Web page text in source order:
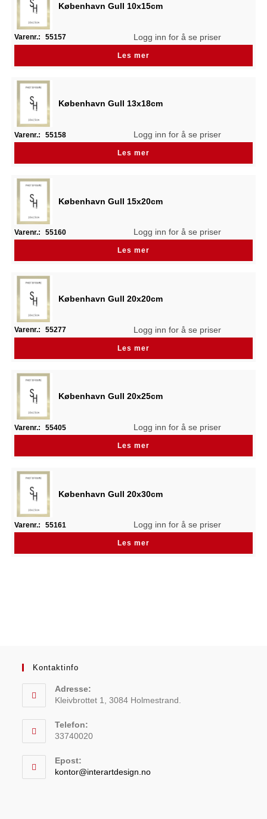
København Gull 10x15cm
Varenr.: 55157 Logg inn for å se priser
Les mer
København Gull 13x18cm
Varenr.: 55158 Logg inn for å se priser
Les mer
København Gull 15x20cm
Varenr.: 55160 Logg inn for å se priser
Les mer
København Gull 20x20cm
Varenr.: 55277 Logg inn for å se priser
Les mer
København Gull 20x25cm
Varenr.: 55405 Logg inn for å se priser
Les mer
København Gull 20x30cm
Varenr.: 55161 Logg inn for å se priser
Les mer
Kontaktinfo
Adresse:
Kleivbrottet 1, 3084 Holmestrand.
Telefon:
33740020
Epost:
kontor@interartdesign.no